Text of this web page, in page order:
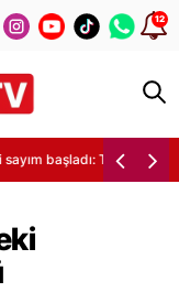
12
başladı: Tercih